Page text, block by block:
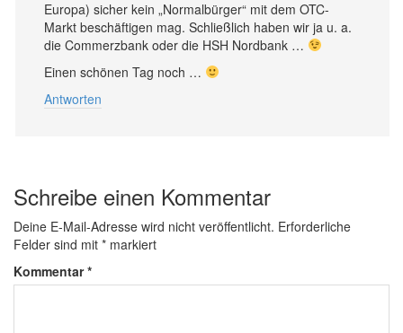
Europa) sicher kein „Normalbürger“ mit dem OTC-
Markt beschäftigen mag. Schließlich haben wir ja u. a.
die Commerzbank oder die HSH Nordbank …
Einen schönen Tag noch …
Antworten
Schreibe einen Kommentar
Deine E-Mail-Adresse wird nicht veröffentlicht. Erforderliche
Felder sind mit * markiert
Kommentar*